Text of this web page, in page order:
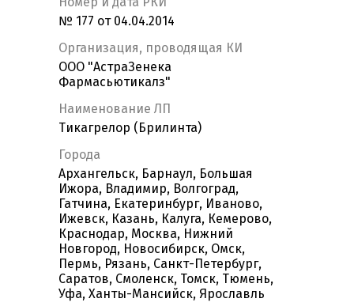
№ 177 от 04.04.2014
Организация, проводящая КИ
ООО "АстраЗенека
Фармасьютикалз"
Наименование ЛП
Тикагрелор (Брилинта)
Города
Архангельск, Барнаул, Большая
Ижора, Владимир, Волгоград,
Гатчина, Екатеринбург, Иваново,
Ижевск, Казань, Калуга, Кемерово,
Краснодар, Москва, Нижний
Новгород, Новосибирск, Омск,
Пермь, Рязань, Санкт-Петербург,
Саратов, Смоленск, Томск, Тюмень,
Уфа, Ханты-Мансийск, Ярославль